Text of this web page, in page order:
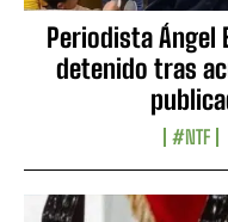
Periodista Ángel
detenido tras
#NTF